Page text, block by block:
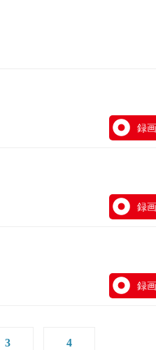
録
録
録
3 4